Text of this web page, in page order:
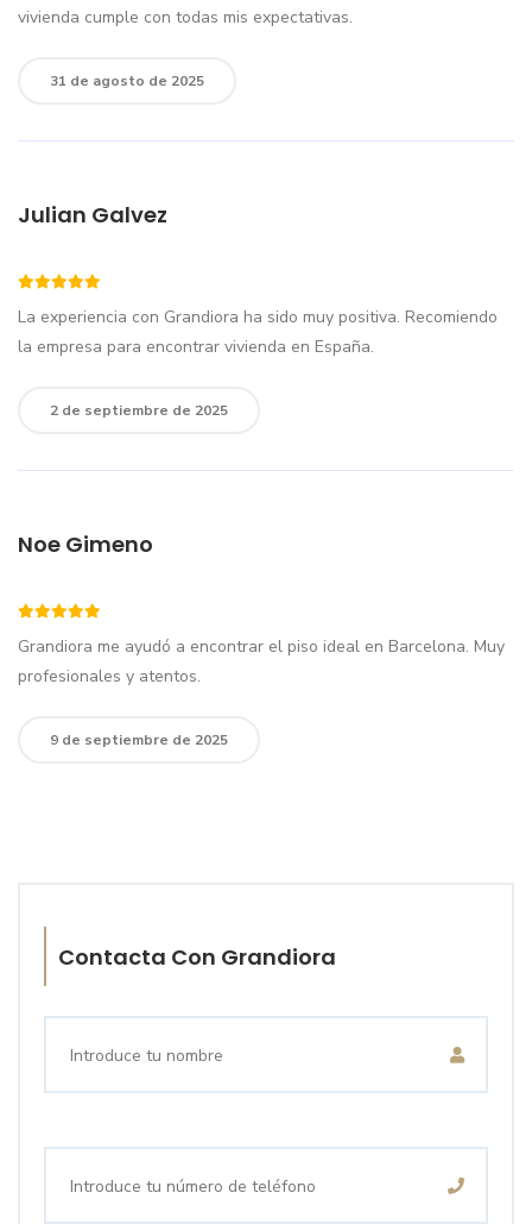
vivienda cumple con todas mis expectativas.
31 de agosto de 2025
Julian Galvez
La experiencia con Grandiora ha sido muy positiva. Recomiendo
la empresa para encontrar vivienda en España.
2 de septiembre de 2025
Noe Gimeno
Grandiora me ayudó a encontrar el piso ideal en Barcelona. Muy
profesionales y atentos.
9 de septiembre de 2025
Contacta Con Grandiora